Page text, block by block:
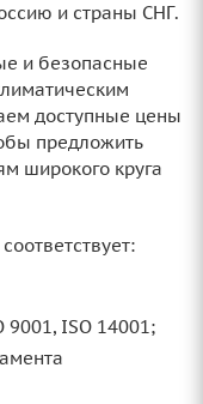
и страны СНГ.
и безопасные
доступные цены
предложить
широкого круга
ISO 14001;